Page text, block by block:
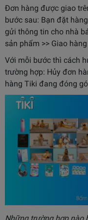
Đơn hàng được giao
bước sau: Bạn đặt
gửi thông tin cho nhà
sản phẩm >> Giao
Với mỗi bước thì cách
trường hợp: Hủy đơn
hàng Tiki đang đóng
Những trường hợp nào